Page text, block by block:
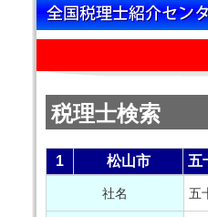
税理士検索
1 松山市 五
社名 五